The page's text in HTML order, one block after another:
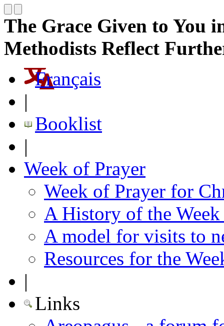
The Grace Given to You
Methodists Reflect
Français
|
Booklist
|
Week of Prayer
Week of Prayer for
A History of the
A model for visits to
Resources for the
|
Links